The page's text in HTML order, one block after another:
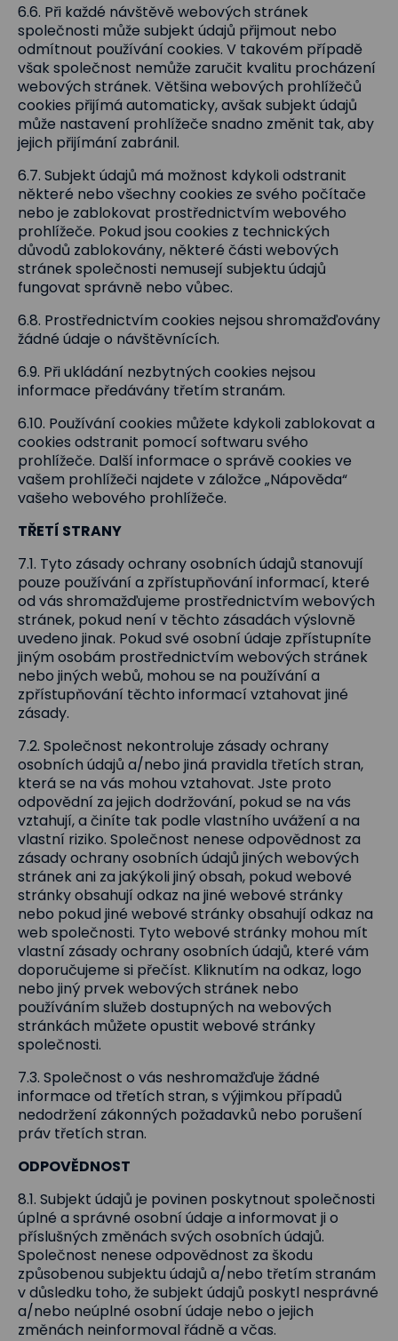
6.6. Při každé návštěvě webových stránek
společnosti může subjekt údajů přijmout nebo
odmítnout používání cookies. V takovém případě
však společnost nemůže zaručit kvalitu procházení
webových stránek. Většina webových prohlížečů
cookies přijímá automaticky, avšak subjekt údajů
může nastavení prohlížeče snadno změnit tak, aby
jejich přijímání zabránil.
6.7. Subjekt údajů má možnost kdykoli odstranit
některé nebo všechny cookies ze svého počítače
nebo je zablokovat prostřednictvím webového
prohlížeče. Pokud jsou cookies z technických
důvodů zablokovány, některé části webových
stránek společnosti nemusejí subjektu údajů
fungovat správně nebo vůbec.
6.8. Prostřednictvím cookies nejsou shromažďovány
žádné údaje o návštěvnících.
6.9. Při ukládání nezbytných cookies nejsou
informace předávány třetím stranám.
6.10. Používání cookies můžete kdykoli zablokovat a
cookies odstranit pomocí softwaru svého
prohlížeče. Další informace o správě cookies ve
vašem prohlížeči najdete v záložce „Nápověda“
vašeho webového prohlížeče.
TŘETÍ STRANY
7.1. Tyto zásady ochrany osobních údajů stanovují
pouze používání a zpřístupňování informací, které
od vás shromažďujeme prostřednictvím webových
stránek, pokud není v těchto zásadách výslovně
uvedeno jinak. Pokud své osobní údaje zpřístupníte
jiným osobám prostřednictvím webových stránek
nebo jiných webů, mohou se na používání a
zpřístupňování těchto informací vztahovat jiné
zásady.
7.2. Společnost nekontroluje zásady ochrany
osobních údajů a/nebo jiná pravidla třetích stran,
která se na vás mohou vztahovat. Jste proto
odpovědní za jejich dodržování, pokud se na vás
vztahují, a činíte tak podle vlastního uvážení a na
vlastní riziko. Společnost nenese odpovědnost za
zásady ochrany osobních údajů jiných webových
stránek ani za jakýkoli jiný obsah, pokud webové
stránky obsahují odkaz na jiné webové stránky
nebo pokud jiné webové stránky obsahují odkaz na
web společnosti. Tyto webové stránky mohou mít
vlastní zásady ochrany osobních údajů, které vám
doporučujeme si přečíst. Kliknutím na odkaz, logo
nebo jiný prvek webových stránek nebo
používáním služeb dostupných na webových
stránkách můžete opustit webové stránky
společnosti.
7.3. Společnost o vás neshromažďuje žádné
informace od třetích stran, s výjimkou případů
nedodržení zákonných požadavků nebo porušení
práv třetích stran.
ODPOVĚDNOST
8.1. Subjekt údajů je povinen poskytnout společnosti
úplné a správné osobní údaje a informovat ji o
příslušných změnách svých osobních údajů.
Společnost nenese odpovědnost za škodu
způsobenou subjektu údajů a/nebo třetím stranám
v důsledku toho, že subjekt údajů poskytl nesprávné
a/nebo neúplné osobní údaje nebo o jejich
změnách neinformoval řádně a včas.